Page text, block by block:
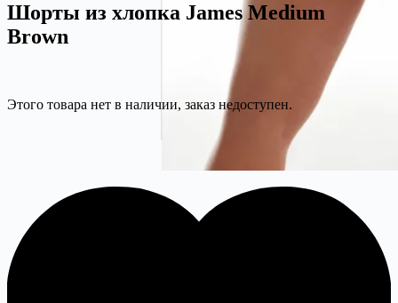
Шорты из хлопка James Medium
Brown
Этого товара нет в наличии, заказ недоступен.